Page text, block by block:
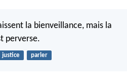
la bienveillance, mais la
perverse.
justice parler